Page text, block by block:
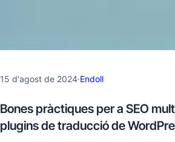
15 d'agost de 2024·Endoll
Bones pràctiques per a SEO
plugins de traducció de